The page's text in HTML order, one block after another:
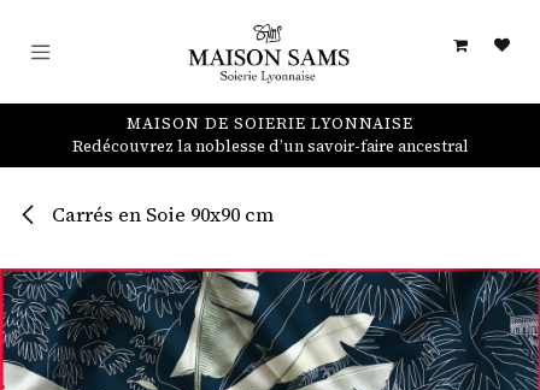
MAISON DE SOIERIE LYONNAISE
Redécouvrez la noblesse d’un savoir-faire ancestral
Carrés en Soie 90x90 cm